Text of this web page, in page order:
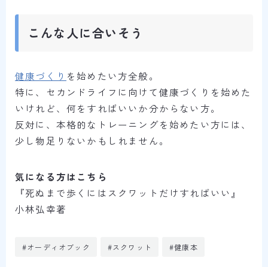
こんな人に合いそう
健康づくり を始めたい方全般。
特に、セカンドライフに向けて健康づくりを始めた
いけれど、何をすればいいか分からない方。
反対に、本格的なトレーニングを始めたい方には、
少し物足りないかもしれません。
気になる方はこちら
『死ぬまで歩くにはスクワットだけすればいい』
小林弘幸著
#オーディオブック #スクワット #健康本